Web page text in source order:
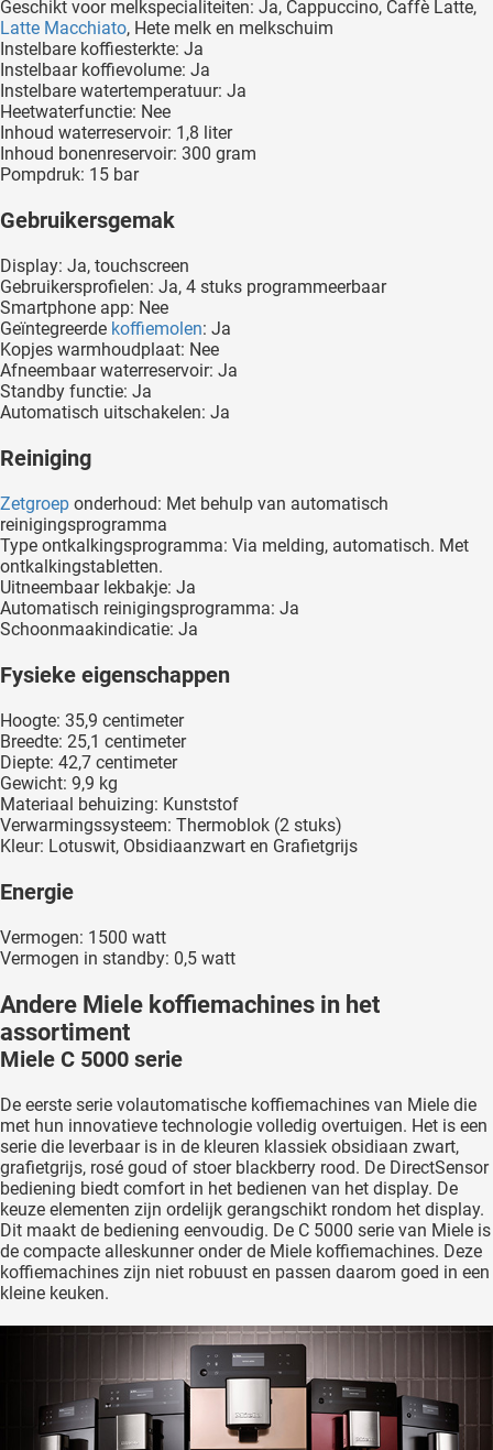
Geschikt voor melkspecialiteiten: Ja, Cappuccino, Caffè Latte,
Latte Macchiato, Hete melk en melkschuim
Instelbare koffiesterkte: Ja
Instelbaar koffievolume: Ja
Instelbare watertemperatuur: Ja
Heetwaterfunctie: Nee
Inhoud waterreservoir: 1,8 liter
Inhoud bonenreservoir: 300 gram
Pompdruk: 15 bar
Gebruikersgemak
Display: Ja, touchscreen
Gebruikersprofielen: Ja, 4 stuks programmeerbaar
Smartphone app: Nee
Geïntegreerde koffiemolen: Ja
Kopjes warmhoudplaat: Nee
Afneembaar waterreservoir: Ja
Standby functie: Ja
Automatisch uitschakelen: Ja
Reiniging
Zetgroep onderhoud: Met behulp van automatisch
reinigingsprogramma
Type ontkalkingsprogramma: Via melding, automatisch. Met
ontkalkingstabletten.
Uitneembaar lekbakje: Ja
Automatisch reinigingsprogramma: Ja
Schoonmaakindicatie: Ja
Fysieke eigenschappen
Hoogte: 35,9 centimeter
Breedte: 25,1 centimeter
Diepte: 42,7 centimeter
Gewicht: 9,9 kg
Materiaal behuizing: Kunststof
Verwarmingssysteem: Thermoblok (2 stuks)
Kleur: Lotuswit, Obsidiaanzwart en Grafietgrijs
Energie
Vermogen: 1500 watt
Vermogen in standby: 0,5 watt
Andere Miele koffiemachines in het
assortiment
Miele C 5000 serie
De eerste serie volautomatische koffiemachines van Miele die
met hun innovatieve technologie volledig overtuigen. Het is een
serie die leverbaar is in de kleuren klassiek obsidiaan zwart,
grafietgrijs, rosé goud of stoer blackberry rood. De DirectSensor
bediening biedt comfort in het bedienen van het display. De
keuze elementen zijn ordelijk gerangschikt rondom het display.
Dit maakt de bediening eenvoudig. De C 5000 serie van Miele is
de compacte alleskunner onder de Miele koffiemachines. Deze
koffiemachines zijn niet robuust en passen daarom goed in een
kleine keuken.